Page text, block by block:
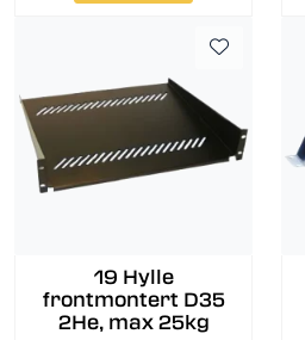
19 Hylle
frontmontert D35
2He, max 25kg